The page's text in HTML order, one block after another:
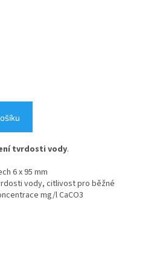
tvrdosti vody.
6 x 95 mm
vody, citlivost pro běžné
mg/l CaCO3